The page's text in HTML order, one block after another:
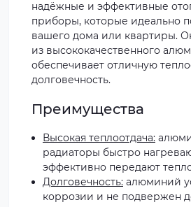
надёжные и эффективные
приборы, которые идеально
вашего дома или квартиры.
из высококачественного
обеспечивает отличную
долговечность.
Преимущества
Высокая теплоотдача:
радиаторы быстро
эффективно передают
Долговечность: алюминий
коррозии и не подвержен